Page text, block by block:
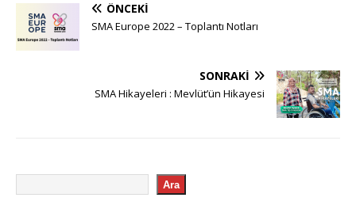
ÖNCEKI
SMA Europe 2022 – Toplantı Notları
SONRAKI
SMA Hikayeleri : Mevlüt’ün Hikayesi
Ara